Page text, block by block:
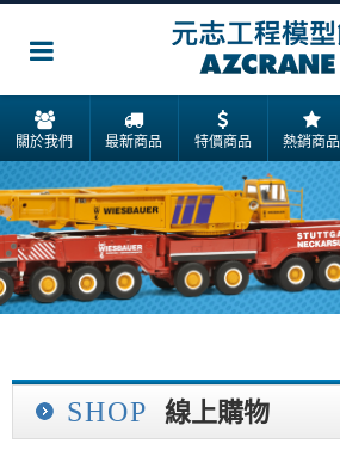
關於我們 最新商品 特價商品 熱銷商品
SHOP 線上購物